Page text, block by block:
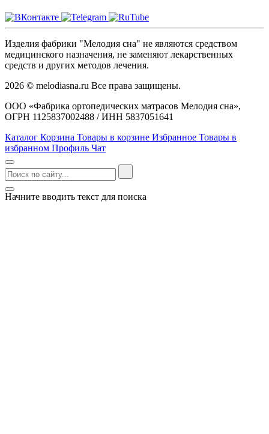
Изделия фабрики "Мелодия сна" не являются средством
медицинского назначения, не заменяют лекарственных
средств и других методов лечения.
2026 © melodiasna.ru Все права защищены.
ООО «Фабрика ортопедических матрасов Мелодия сна»,
ОГРН 1125837002488 / ИНН 5837051641
Каталог Корзина Товары в корзине Избранное Товары в
избранном Профиль Чат
Начните вводить текст для поиска